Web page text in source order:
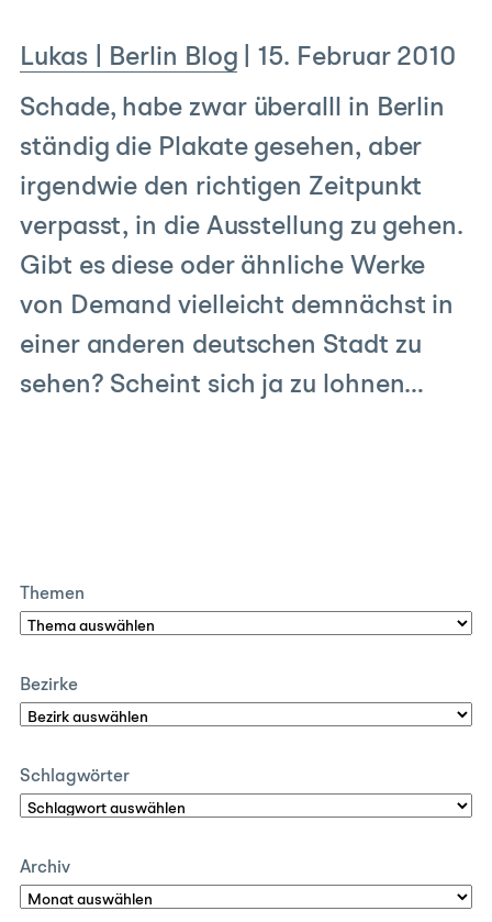
Lukas | Berlin Blog
15. Februar 2010
Schade, habe zwar überalll in Berlin
ständig die Plakate gesehen, aber
irgendwie den richtigen Zeitpunkt
verpasst, in die Ausstellung zu gehen.
Gibt es diese oder ähnliche Werke
von Demand vielleicht demnächst in
einer anderen deutschen Stadt zu
sehen? Scheint sich ja zu lohnen…
Themen
Bezirke
Schlagwörter
Archiv